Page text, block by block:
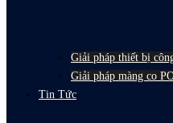
Giải pháp thiết bị
Giải pháp màng co
Tin Tức